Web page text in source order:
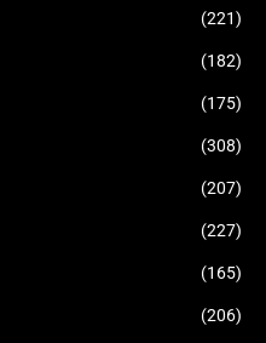
(221)
(182)
(175)
(308)
(207)
(227)
(165)
(206)